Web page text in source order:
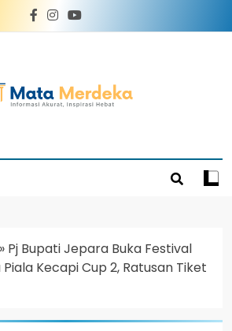
» Pj Bupati Jepara Buka Festival
Kecapi Cup 2, Ratusan Tiket